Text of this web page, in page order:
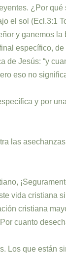
¿Por qué
el sol (Ecl.3:1
y ganemos
específico,
Jesús: “y
eso no
y por
las
vida cristiana
cristiana
cuanto
Los que están